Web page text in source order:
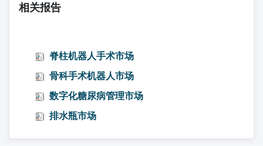
相关报告
脊柱机器人手术市场
骨科手术机器人市场
数字化糖尿病管理市场
排水瓶市场